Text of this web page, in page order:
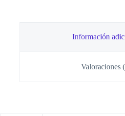
Información
Valoraciones